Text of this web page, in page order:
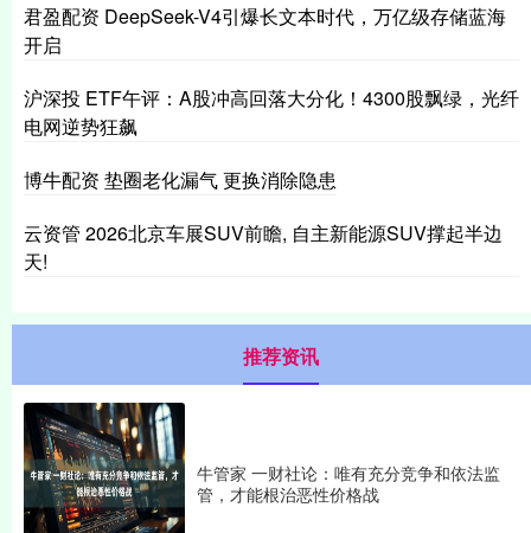
君盈配资 DeepSeek-V4引爆长文本时代，万亿级存储蓝海
开启
沪深投 ETF午评：A股冲高回落大分化！4300股飘绿，光纤
电网逆势狂飙
博牛配资 垫圈老化漏气 更换消除隐患
云资管 2026北京车展SUV前瞻, 自主新能源SUV撑起半边
天!
推荐资讯
牛管家 一财社论：唯有充分竞争和依法监
管，才能根治恶性价格战